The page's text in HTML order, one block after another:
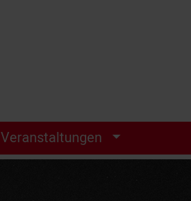
Veranstaltungen